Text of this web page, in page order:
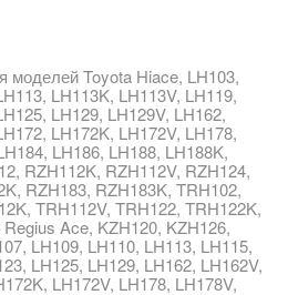
моделей Toyota Hiace, LH103,
LH113K, LH113V, LH119,
LH129, LH129V, LH162,
LH172K, LH172V, LH178,
LH186, LH188, LH188K,
RZH112K, RZH112V, RZH124,
RZH183, RZH183K, TRH102,
TRH112V, TRH122, TRH122K,
Ace, KZH120, KZH126,
LH109, LH110, LH113, LH115,
LH125, LH129, LH162, LH162V,
LH172V, LH178, LH178V,